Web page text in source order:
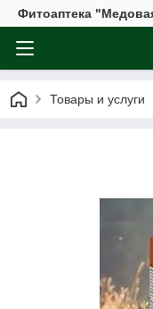
Фитоаптека
Товары и услуги